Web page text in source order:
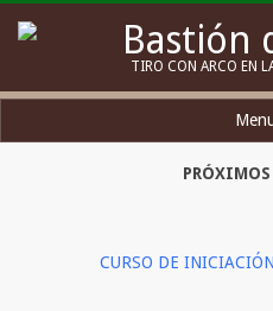
Bastión
de
Alanos
TIRO CON ARCO EN
Navigation
CURSO DE